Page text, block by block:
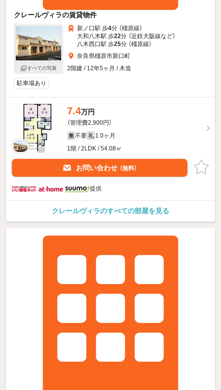
クレールヴィラの賃貸物件
すべての写真
新ノ口駅 歩4分 （橿原線）
大和八木駅 歩22分 （近鉄大阪線など）
八木西口駅 歩25分 （橿原線）
奈良県橿原市新口町
2階建 / 12年5ヶ月 / 木造
駐車場あり
7.4万円
（管理費2,900円）
敷 不要 礼 1.0ヶ月
1階 / 2LDK / 54.08㎡
お問い合わせ （無料）
提供
クレールヴィラのすべての部屋を見る